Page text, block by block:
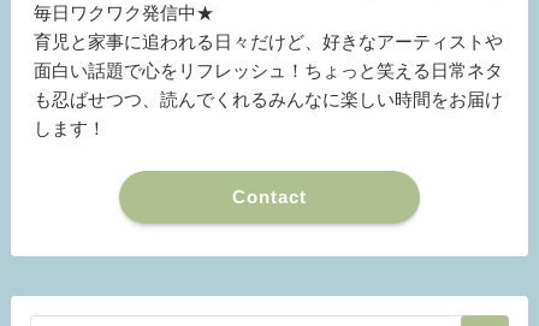
毎日ワクワク発信中★
育児と家事に追われる日々だけど、好きなアーティストや
面白い話題で心をリフレッシュ！ちょっと笑える日常ネタ
も忍ばせつつ、読んでくれるみんなに楽しい時間をお届け
します！
Contact